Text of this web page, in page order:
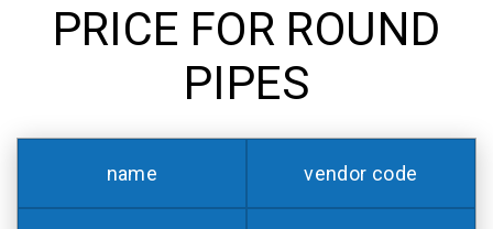
PRICE FOR ROUND
PIPES
name vendor code